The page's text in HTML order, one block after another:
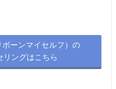
ボーンマイセルフ）の
リングはこちら